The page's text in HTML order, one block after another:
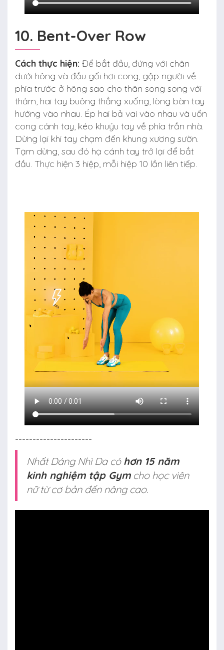
10. Bent-Over Row
Cách thực hiện: Để bắt đầu, đứng với chân
dưới hông và đầu gối hơi cong, gập người về
phía trước ở hông sao cho thân song song với
thảm, hai tay buông thẳng xuống, lòng bàn tay
hướng vào nhau. Ép hai bả vai vào nhau và uốn
cong cánh tay, kéo khuỷu tay về phía trần nhà.
Dừng lại khi tay chạm đến khung xương sườn.
Tạm dừng, sau đó hạ cánh tay trở lại để bắt
đầu. Thực hiện 3 hiệp, mỗi hiệp 10 lần liên tiếp.
----------------------
Nhất Dáng Nhì Da có hơn 15 năm
kinh nghiệm tập Gymcho học viên
nữ từ cơ bản đến nâng cao.